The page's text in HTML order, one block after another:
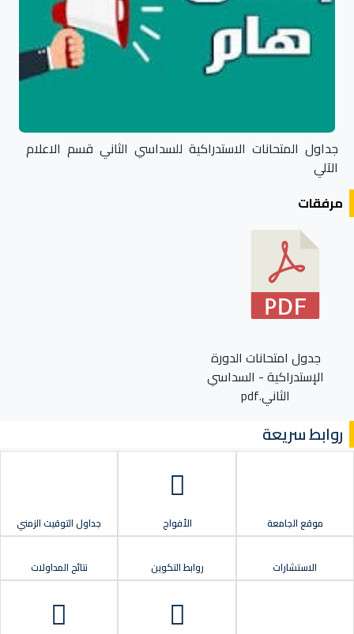
جداول المتحانات الاستدراكية للسداسي الثاني قسم الاعلام
الآلي
مرفقات
جدول امتحانات الدورة
الإستدراكية - السداسي
الثاني.pdf
روابط سريعة
موقع الجامعة الأفواج جداول التوقيت الزمني
الاستشارات روابط التكوين نتائج المداولات